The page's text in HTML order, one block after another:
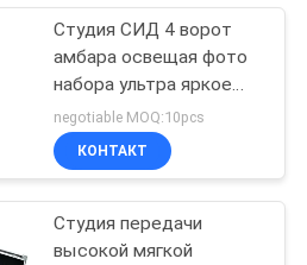
Студия СИД 4 ворот
амбара освещая фото
набора ультра яркое
Pro черное освещая
наборы
negotiable MOQ:10pcs
КОНТАКТ
Студия передачи
высокой мягкой